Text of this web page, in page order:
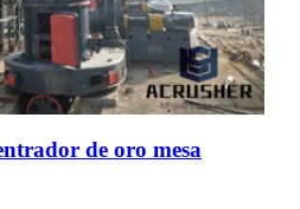
de oro mesa